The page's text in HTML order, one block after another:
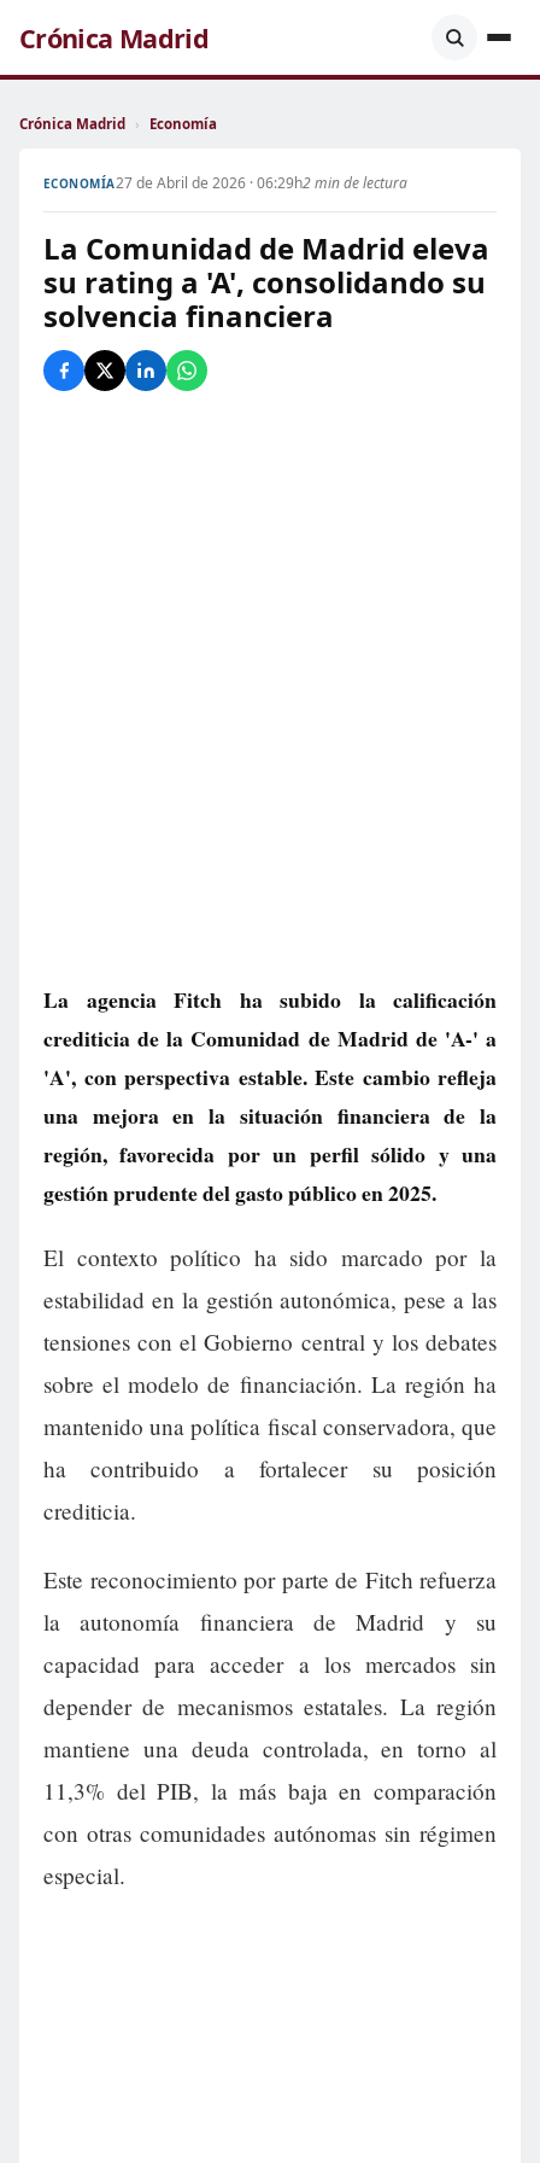
Crónica Madrid
Crónica Madrid › Economía
ECONOMÍA27 de Abril de 2026 · 06:29h2 min de lectura
La Comunidad de Madrid eleva
su rating a 'A', consolidando su
solvencia financiera
La agencia Fitch ha subido la calificación
crediticia de la Comunidad de Madrid de 'A-' a
'A', con perspectiva estable. Este cambio refleja
una mejora en la situación financiera de la
región, favorecida por un perfil sólido y una
gestión prudente del gasto público en 2025.
El contexto político ha sido marcado por la
estabilidad en la gestión autonómica, pese a las
tensiones con el Gobierno central y los debates
sobre el modelo de financiación. La región ha
mantenido una política fiscal conservadora, que
ha contribuido a fortalecer su posición
crediticia.
Este reconocimiento por parte de Fitch refuerza
la autonomía financiera de Madrid y su
capacidad para acceder a los mercados sin
depender de mecanismos estatales. La región
mantiene una deuda controlada, en torno al
11,3% del PIB, la más baja en comparación
con otras comunidades autónomas sin régimen
especial.